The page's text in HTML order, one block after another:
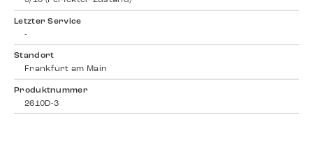
Letzter Service
-
Standort
Frankfurt am Main
Produktnummer
2610D-3